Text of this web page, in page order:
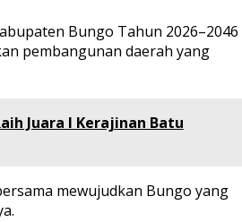
Bungo Tahun 2026–2046
pembangunan daerah yang
Juara I Kerajinan Batu
mewujudkan Bungo yang